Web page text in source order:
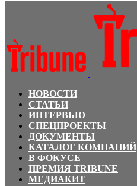
НОВОСТИ
СТАТЬИ
ИНТЕРВЬЮ
СПЕЦПРОЕКТЫ
ДОКУМЕНТЫ
КАТАЛОГ КОМПАНИЙ
В ФОКУСЕ
ПРЕМИЯ TRIBUNE
МЕДИАКИТ